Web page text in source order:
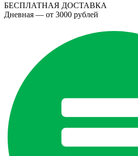
БЕСПЛАТНАЯ ДОСТАВКА
Дневная — от 3000 рублей